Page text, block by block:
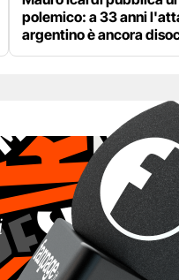
polemico: a 33 anni
argentino è ancora